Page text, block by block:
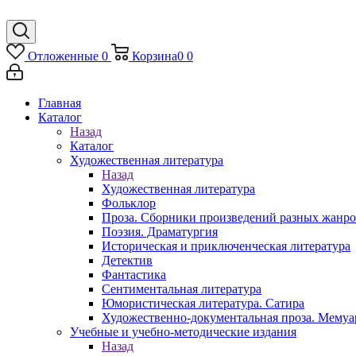
Отложенные 0 Корзина0 0
Главная
Каталог
Назад
Каталог
Художественная литература
Назад
Художественная литература
Фольклор
Проза. Сборники произведений разных
Поэзия. Драматургия
Историческая и приключенческая литература
Детектив
Фантастика
Сентиментальная литература
Юмористическая литература. Сатира
Художественно-документальная проза.
Учебные и учебно-методические издания
Назад